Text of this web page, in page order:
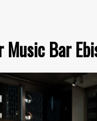
Music Bar